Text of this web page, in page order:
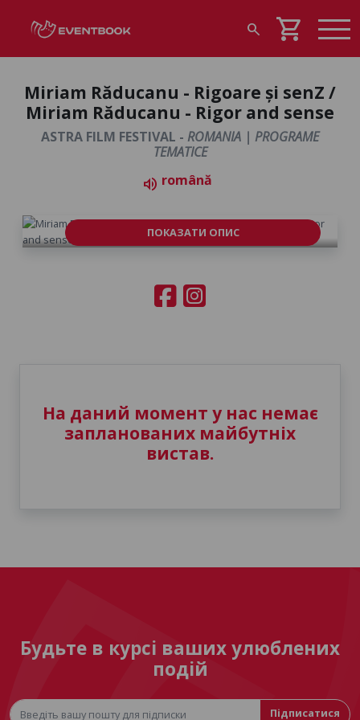
search shopping_cart
Miriam Răducanu - Rigoare și senZ /
Miriam Răducanu - Rigor and sense
ASTRA FILM FESTIVAL - ROMANIA | PROGRAME
TEMATICE
volume_up română
ПОКАЗАТИ ОПИС
На даний момент у нас немає
запланованих майбутніх
вистав.
Будьте в курсі ваших улюблених
подій
Підписатися